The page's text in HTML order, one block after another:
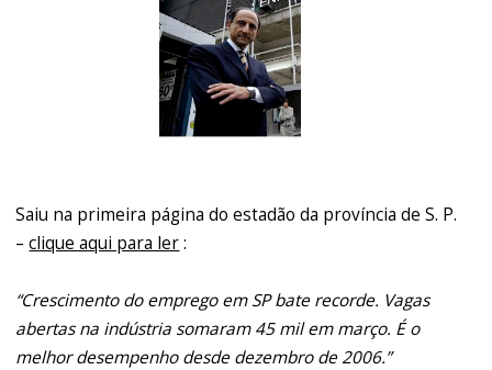
Saiu na primeira página do estadão da província de S. P.
–clique aqui para ler:
“Crescimento do emprego em SP bate recorde. Vagas
abertas na indústria somaram 45 mil em março. É o
melhor desempenho desde dezembro de 2006.”